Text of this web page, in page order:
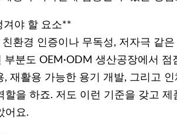
겨야 할 요소**
환경 인증이나 무독성, 저자극 같
분도 OEM·ODM 생산공장에서 점
재활용 가능한 용기 개발, 그리고
할을 하죠. 저도 이런 기준을 갖고
어요.